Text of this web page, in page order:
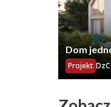
Dom
Projekt